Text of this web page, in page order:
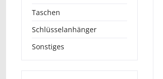
Taschen
Schlüsselanhänger
Sonstiges